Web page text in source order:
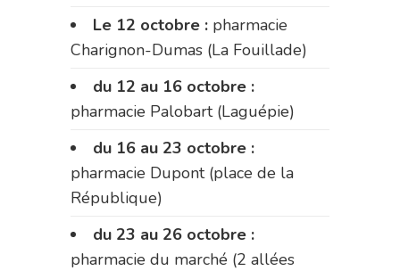
Le 12 octobre : pharmacie
Charignon-Dumas (La Fouillade)
du 12 au 16 octobre :
pharmacie Palobart (Laguépie)
du 16 au 23 octobre :
pharmacie Dupont (place de la
République)
du 23 au 26 octobre :
pharmacie du marché (2 allées